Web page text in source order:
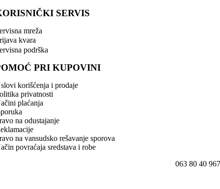
SERVIS
mreža
kvara
podrška
PRI KUPOVINI
korišćenja i prodaje
privatnosti
plaćanja
na odustajanje
na vansudsko rešavanje sporova
povraćaja sredstava i robe
063 80 40 967